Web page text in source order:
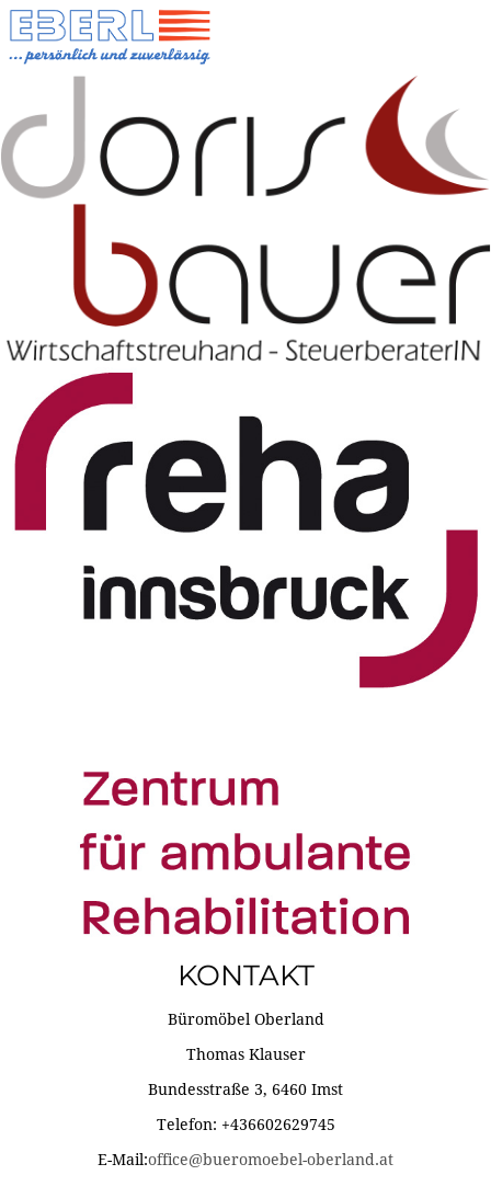
KONTAKT
Büromöbel Oberland
Thomas Klauser
Bundesstraße 3, 6460 Imst
Telefon: +436602629745
E-Mail:office@bueromoebel-oberland.at